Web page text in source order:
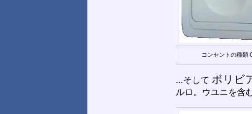
コンセントの種類
...そして ボリビ
ルロ。ウユニを含む